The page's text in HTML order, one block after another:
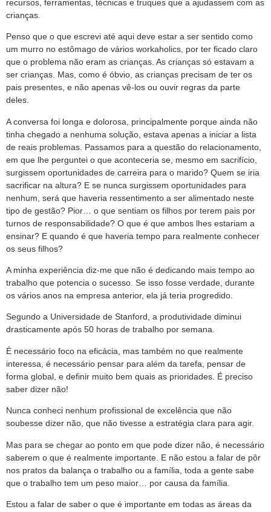
recursos, ferramentas, técnicas e truques que a ajudassem com as
crianças.
Penso que o que escrevi até aqui deve estar a ser sentido como
um murro no estômago de vários workaholics, por ter ficado claro
que o problema não eram as crianças. As crianças só estavam a
ser crianças. Mas, como é óbvio, as crianças precisam de ter os
pais presentes, e não apenas vê-los ou ouvir regras da parte
deles.
A conversa foi longa e dolorosa, principalmente porque ainda não
tinha chegado a nenhuma solução, estava apenas a iniciar a lista
de reais problemas. Passamos para a questão do relacionamento,
em que lhe perguntei o que aconteceria se, mesmo em sacrifício,
surgissem oportunidades de carreira para o marido? Quem se iria
sacrificar na altura? E se nunca surgissem oportunidades para
nenhum, será que haveria ressentimento a ser alimentado neste
tipo de gestão? Pior… o que sentiam os filhos por terem pais por
turnos de responsabilidade? O que é que ambos lhes estariam a
ensinar? E quando é que haveria tempo para realmente conhecer
os seus filhos?
A minha experiência diz-me que não é dedicando mais tempo ao
trabalho que potencia o sucesso. Se isso fosse verdade, durante
os vários anos na empresa anterior, ela já teria progredido.
Segundo a Universidade de Stanford, a produtividade diminui
drasticamente após 50 horas de trabalho por semana.
É necessário foco na eficácia, mas também no que realmente
interessa, é necessário pensar para além da tarefa, pensar de
forma global, e definir muito bem quais as prioridades. É preciso
saber dizer não!
Nunca conheci nenhum profissional de excelência que não
soubesse dizer não, que não tivesse a estratégia clara para agir.
Mas para se chegar ao ponto em que pode dizer não, é necessário
saberem o que é realmente importante. E não estou a falar de pôr
nos pratos da balança o trabalho ou a família, toda a gente sabe
que o trabalho tem um peso maior… por causa da família.
Estou a falar de saber o que é importante em todas as áreas da